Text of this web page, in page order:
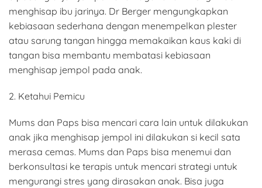
menghisap ibu jarinya. Dr Berger mengungkapkan
kebiasaan sederhana dengan menempelkan plester
atau sarung tangan hingga memakaikan kaus kaki di
tangan bisa membantu membatasi kebiasaan
menghisap jempol pada anak.
2. Ketahui Pemicu
Mums dan Paps bisa mencari cara lain untuk dilakukan
anak jika menghisap jempol ini dilakukan si kecil sata
merasa cemas. Mums dan Paps bisa menemui dan
berkonsultasi ke terapis untuk mencari strategi untuk
mengurangi stres yang dirasakan anak. Bisa juga